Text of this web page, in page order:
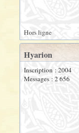
Hors ligne
Hyarion
Inscription : 2004
Messages : 2 656